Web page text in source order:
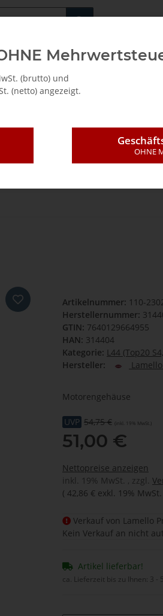
Fachshop
Artikelnummer: 110-
Herstellernummer:
GTIN: 7640129664955
HAN: 314404
Kategorie: L44 (Top20
Hersteller:
Motorengehäuse
UVP 54,75 € (inkl. 19% MwSt.)
51,00 €
Nettopreise anzeigen
inkl. 19% MwSt. , zzgl.
( 42,86 € exkl. 19% MwSt.
Verkauf von Lamello
Kein Verkauf an nicht
Artikel lieferbar!
ca. Lieferzeit bis zu Ihnen: 3 -
(brutto) und
(netto) angezeigt.
OHNE